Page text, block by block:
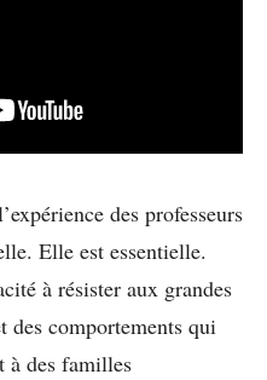
des professeurs
Elle est essentielle.
à résister aux grandes
des comportements qui
à des familles